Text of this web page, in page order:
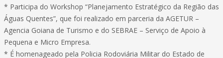
* Participa do Workshop “Planejamento Estratégico da Região das
Águas Quentes”, que foi realizado em parceria da AGETUR –
Agencia Goiana de Turismo e do SEBRAE – Serviço de Apoio à
Pequena e Micro Empresa.
* É homenageado pela Policia Rodoviária Militar do Estado de